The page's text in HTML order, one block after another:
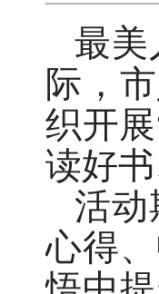
最美
际，
织开
读好
活动
心得